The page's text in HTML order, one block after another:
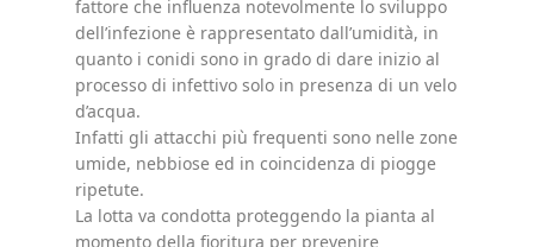
fattore che influenza notevolmente lo sviluppo
dell’infezione è rappresentato dall’umidità, in
quanto i conidi sono in grado di dare inizio al
processo di infettivo solo in presenza di un velo
d’acqua.
Infatti gli attacchi più frequenti sono nelle zone
umide, nebbiose ed in coincidenza di piogge
ripetute.
La lotta va condotta proteggendo la pianta al
momento della fioritura per prevenire